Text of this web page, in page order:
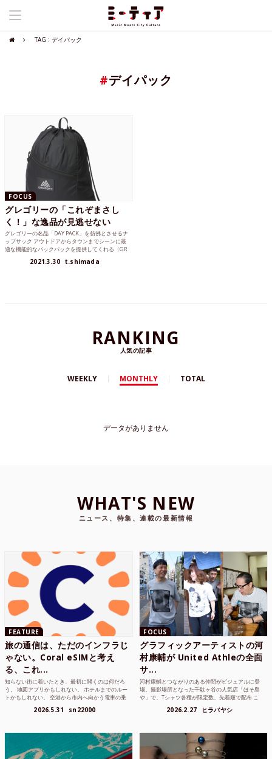
TAG : デイパック
#デイパック
FOCUS
グレゴリーの「これぞまさし
く！」な逸品が見逃せない
グレゴリーの名品「DAY PACK」を彷彿とさせるナ
ップサック アウトドアからタウンまでシーンに最
適な機能的なバックパックを提供してくれる〈GR
2021.3.30 t.shimada
RANKING
人気の記事
WEEKLY MONTHLY TOTAL
データがありません
WHAT'S NEW
ニュース、特集、連載の最新情報
FEATURE
旅の通信は、ただのインフラじ
ゃない。Coral eSIMと考え
る、これ...
知らない街に着いたとき、最初に開くのは何だろ
う。 地図アプリかもしれない。 ホテルまでのルー
トかもしれない。 空港から市内へ向かう電車の乗
2026.5.31 sn22000
FOCUS
グラフィックアーティストの河
村康輔が United Athleの全面
サ...
河村康輔とつながりのある仲間がビジュアルに登
場。撮影場所となった千駄ヶ谷の人気店「ほそ島
や」で、Tシャツ各種が限定数、先着順で配布 こ
2026.2.27 ヒラバヤシ